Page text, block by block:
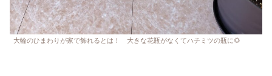
大輪のひまわりが家で飾れるとは！ 大きな花瓶がなくてハチミツの瓶に🌻